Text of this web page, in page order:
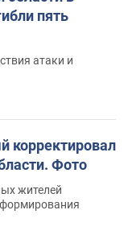
пять
атаки и
корректировал
Фото
жителей